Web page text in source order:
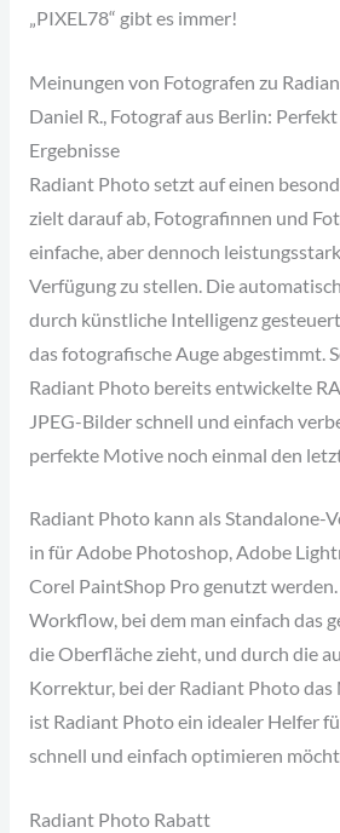
„PIXEL78“ gibt es immer!
Meinungen von Fotografen zu
Daniel R., Fotograf aus Berlin:
Ergebnisse
Radiant Photo setzt auf einen
zielt darauf ab, Fotografinnen und
einfache, aber dennoch
Verfügung zu stellen. Die
durch künstliche Intelligenz
das fotografische Auge abgestimmt.
Radiant Photo bereits entwickelte
JPEG-Bilder schnell und einfach
perfekte Motive noch einmal den
Radiant Photo kann als Standalone-
in für Adobe Photoshop, Adobe
Corel PaintShop Pro genutzt
Workflow, bei dem man einfach das
die Oberfläche zieht, und durch die
Korrektur, bei der Radiant Photo
ist Radiant Photo ein idealer Helfer
schnell und einfach optimieren
Radiant Photo Rabatt